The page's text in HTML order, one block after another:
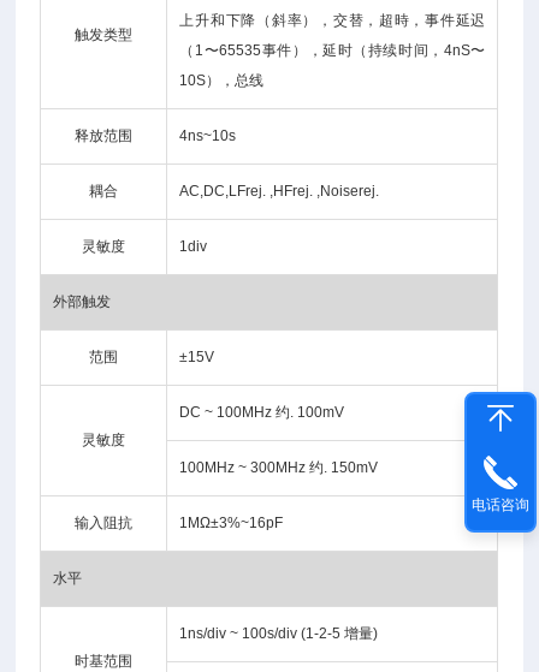
触发类型
上升和下降（斜率），交替，超時，事件延迟
（1〜65535事件），延时（持续时间，4nS〜
10S），总线
释放范围 4ns~10s
耦合 AC,DC,LFrej. ,HFrej. ,Noiserej.
灵敏度 1div
外部触发
范围 ±15V
灵敏度
DC ~ 100MHz 约. 100mV
100MHz ~ 300MHz 约. 150mV
输入阻抗 1MΩ±3%~16pF
水平
时基范围
1ns/div ~ 100s/div (1-2-5 增量)
电话咨询